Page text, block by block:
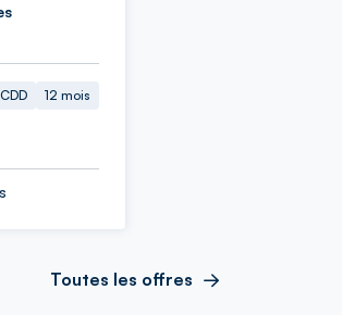
12 mois
Toutes les offres